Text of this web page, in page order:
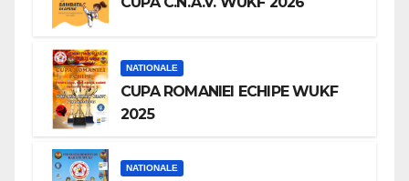
NATIONALE
CUPA ROMANIEI ECHIPE WUKF
2025
NATIONALE